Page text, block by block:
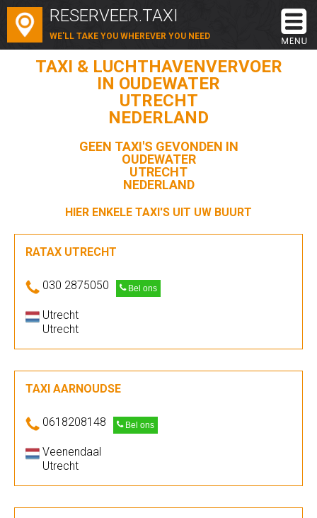
RESERVEER.TAXI
WE'LL TAKE YOU WHEREVER YOU NEED
TAXI & LUCHTHAVENVERVOER
IN OUDEWATER
UTRECHT
NEDERLAND
GEEN TAXI'S GEVONDEN IN
OUDEWATER
UTRECHT
NEDERLAND
HIER ENKELE TAXI'S UIT UW BUURT
RATAX UTRECHT
030 2875050 Bel ons
Utrecht
Utrecht
TAXI AARNOUDSE
0618208148 Bel ons
Veenendaal
Utrecht